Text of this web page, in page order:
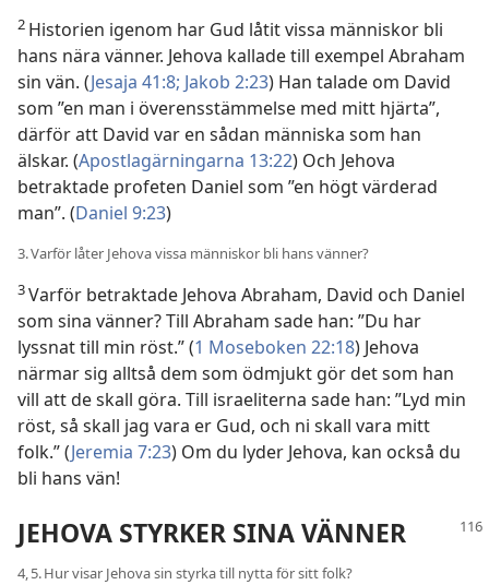
2 Historien igenom har Gud låtit vissa människor bli
hans nära vänner. Jehova kallade till exempel Abraham
sin vän. (Jesaja 41:8; Jakob 2:23) Han talade om David
som ”en man i överensstämmelse med mitt hjärta”,
därför att David var en sådan människa som han
älskar. (Apostlagärningarna 13:22) Och Jehova
betraktade profeten Daniel som ”en högt värderad
man”. (Daniel 9:23)
3. Varför låter Jehova vissa människor bli hans vänner?
3Varför betraktade Jehova Abraham, David och Daniel
som sina vänner? Till Abraham sade han: ”Du har
lyssnat till min röst.” (1 Moseboken 22:18) Jehova
närmar sig alltså dem som ödmjukt gör det som han
vill att de skall göra. Till israeliterna sade han: ”Lyd min
röst, så skall jag vara er Gud, och ni skall vara mitt
folk.” (Jeremia 7:23) Om du lyder Jehova, kan också du
bli hans vän!
JEHOVA STYRKER SINA VÄNNER
4, 5. Hur visar Jehova sin styrka till nytta för sitt folk?